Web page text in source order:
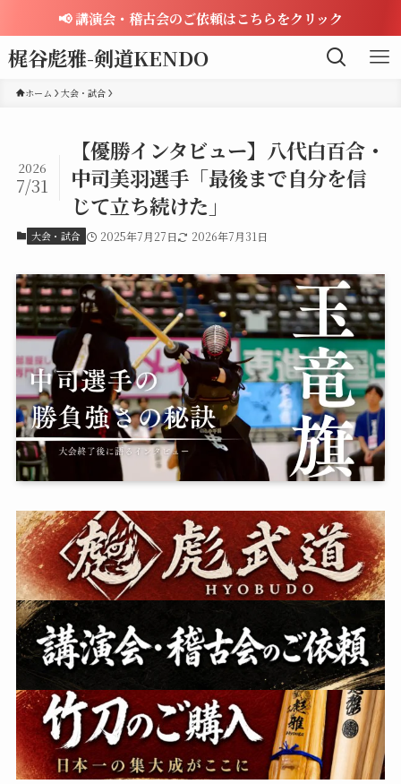
📢 講演会・稽古会のご依頼はこちらをクリック
梶谷彪雅-剣道KENDO
ホーム 大会・試合
【優勝インタビュー】八代白百合・
中司美羽選手「最後まで自分を信
じて立ち続けた」
2026
7/31
大会・試合 2025年7月27日 2026年7月31日